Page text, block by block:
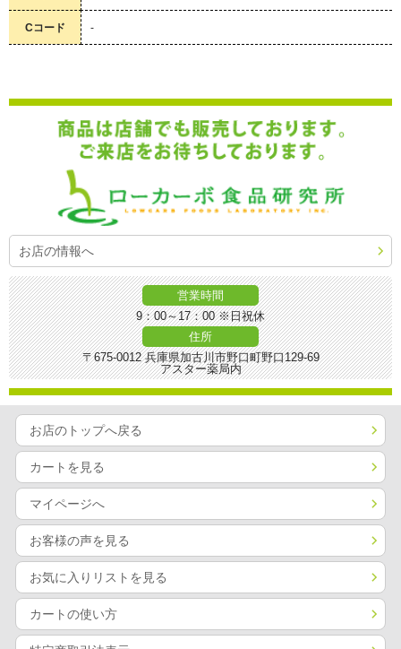
Cコード -
お店の情報へ
営業時間
9：00～17：00 ※日祝休
住所
〒675-0012 兵庫県加古川市野口町野口129-69
アスター薬局内
お店のトップへ戻る
カートを見る
マイページへ
お客様の声を見る
お気に入りリストを見る
カートの使い方